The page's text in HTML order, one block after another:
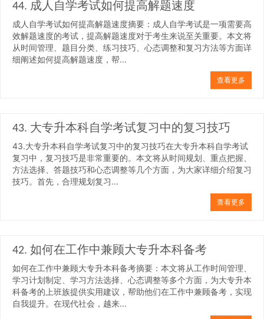
44. 成人自学考试如何提高解题速度
成人自学考试如何提高解题速度摘要：成人自学考试是一项需要高
效解题速度的考试，提高解题速度对于考生来说至关重要。本文将
从时间管理、题目分类、练习技巧、心态调整和复习方法等方面详
细阐述如何提高解题速度，帮...
查看更多
43. 大专升本科自学考试复习中的复习技巧
43.大专升本科自学考试复习中的复习技巧在大专升本科自学考试
复习中，复习技巧是非常重要的。本文将从时间规划、重点把握、
方法选择、答题技巧和心态调整等几个方面，为大家详细介绍复习
技巧。首先，合理规划复习...
查看更多
42. 如何在工作中兼顾大专升本科备考
如何在工作中兼顾大专升本科备考摘要：本文将从工作时间管理、
学习计划制定、学习方法选择、心态调整等多个方面，为大专升本
科备考的上班族提供实用建议，帮助他们在工作中兼顾备考，实现
自我提升。在现代社会，越来...